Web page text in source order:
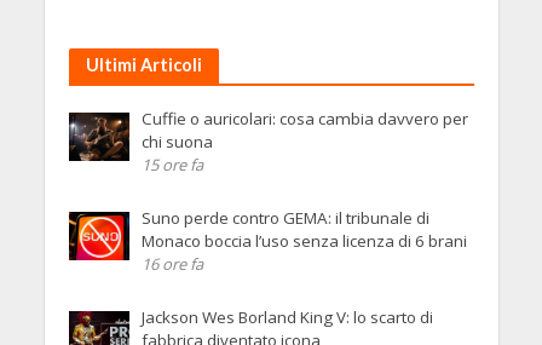
Ultimi Articoli
Cuffie o auricolari: cosa cambia davvero per
chi suona
15 ore fa
Suno perde contro GEMA: il tribunale di
Monaco boccia l’uso senza licenza di 6 brani
16 ore fa
Jackson Wes Borland King V: lo scarto di
fabbrica diventato icona